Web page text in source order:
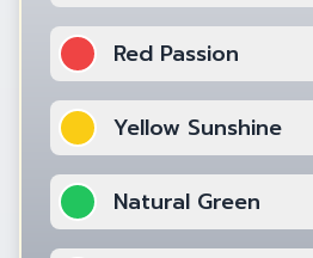
Red Passion
Yellow Sunshine
Natural Green